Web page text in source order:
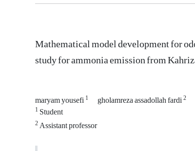
Mathematical model development for
study for ammonia emission from
maryam yousefi1 gholamreza assadollah fardi2
1 Student
2Assistant professor